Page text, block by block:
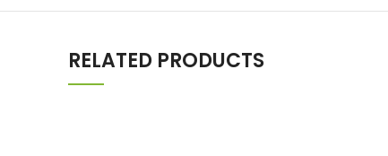
RELATED PRODUCTS